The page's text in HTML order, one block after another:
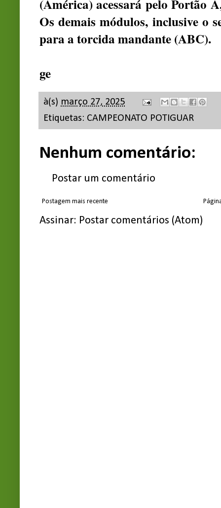
(América) acessará pelo Portão
Os demais módulos, inclusive o
para a torcida mandante (ABC).
ge
à(s) março 27, 2025
Etiquetas: CAMPEONATO POTIGUAR
Nenhum comentário:
Postar um comentário
Postagem mais recente
Assinar: Postar comentários (Atom)